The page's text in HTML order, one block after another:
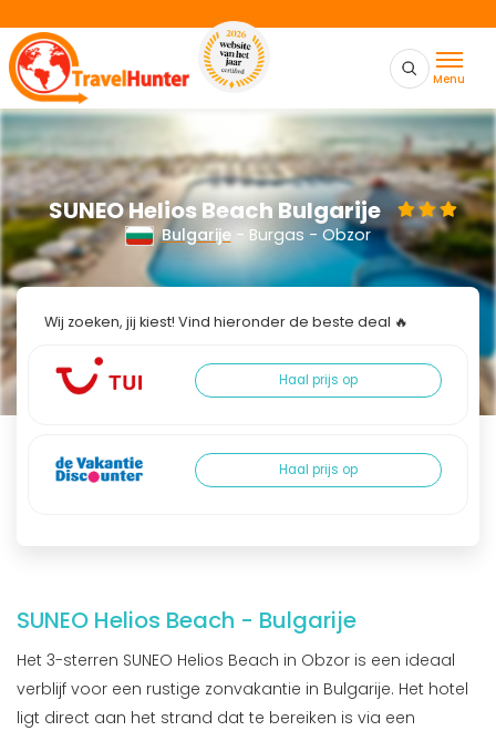
Menu
SUNEO Helios Beach Bulgarije
Bulgarije- Burgas - Obzor
Wij zoeken, jij kiest! Vind hieronder de beste deal 🔥
Haal prijs op
Haal prijs op
SUNEO Helios Beach - Bulgarije
Het 3-sterren SUNEO Helios Beach in Obzor is een ideaal
verblijf voor een rustige zonvakantie in Bulgarije. Het hotel
ligt direct aan het strand dat te bereiken is via een